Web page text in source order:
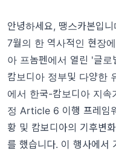
안녕하세요, 땡스카본입니
7월의 한 역사적인 현장
아 프놈펜에서 열린 '글
캄보디아 정부및 다양한
에서 한국-캄보디아 지속
정 Article 6 이행 프레임
황 및 캄보디아의 기후변
를 했습니다. 이 행사에서